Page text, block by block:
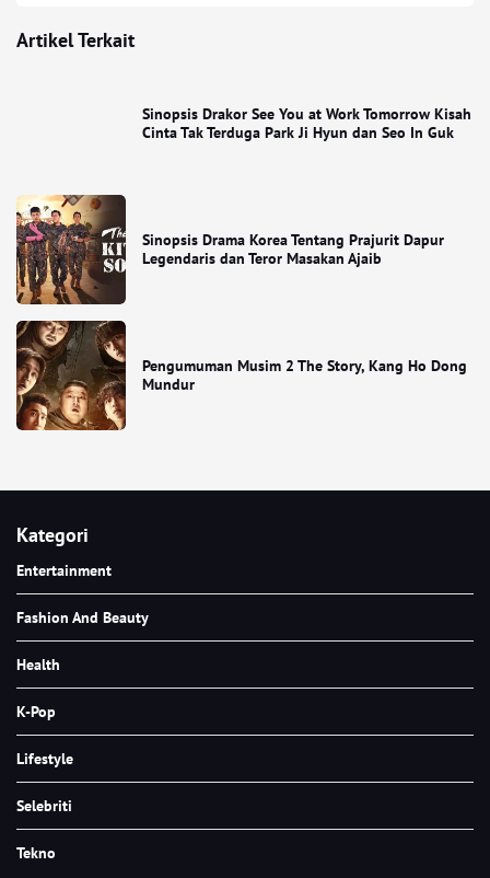
Artikel Terkait
Sinopsis Drakor See You at Work Tomorrow Kisah
Cinta Tak Terduga Park Ji Hyun dan Seo In Guk
Sinopsis Drama Korea Tentang Prajurit Dapur
Legendaris dan Teror Masakan Ajaib
Pengumuman Musim 2 The Story, Kang Ho Dong
Mundur
Kategori
Entertainment
Fashion And Beauty
Health
K-Pop
Lifestyle
Selebriti
Tekno